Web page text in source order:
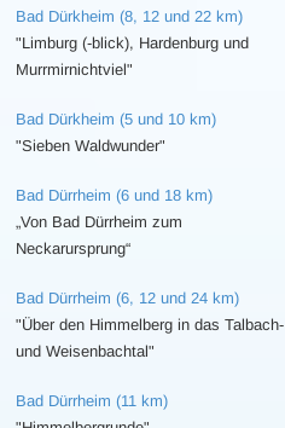
Bad Dürkheim (8, 12 und 22 km)
"Limburg (-blick), Hardenburg und
Murrmirnichtviel"
Bad Dürkheim (5 und 10 km)
"Sieben Waldwunder"
Bad Dürrheim (6 und 18 km)
„Von Bad Dürrheim zum
Neckarursprung“
Bad Dürrheim (6, 12 und 24 km)
"Über den Himmelberg in das Talbach-
und Weisenbachtal"
Bad Dürrheim (11 km)